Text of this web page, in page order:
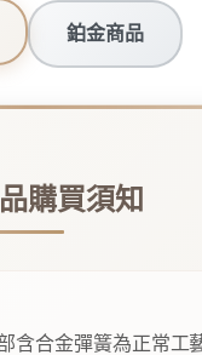
鉑金商品
購買須知
含合金彈簧為正常工